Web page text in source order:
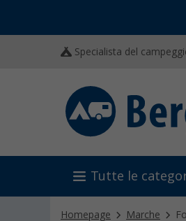
Specialista del
Tutte le
Homepage Marche